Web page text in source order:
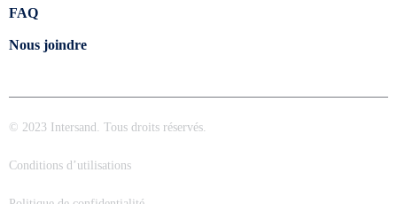
FAQ
Nous joindre
© 2023 Intersand. Tous droits réservés.
Conditions d’utilisations